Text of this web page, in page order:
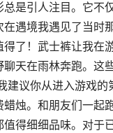
是引人注目。它不
遇境我遇见了当时
了！武士裤让我在
天在雨林奔跑。这
建议你从进入游戏的
烛。和朋友们一起
得细细品味。对于